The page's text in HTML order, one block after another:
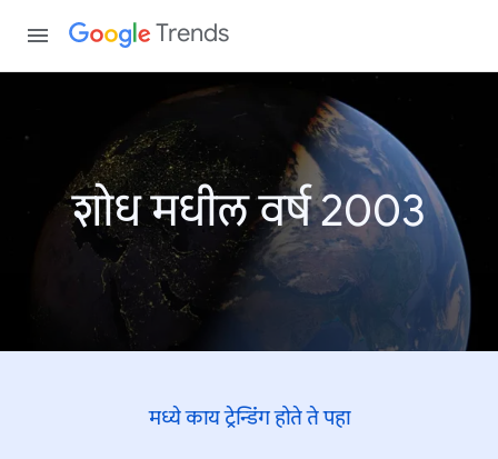
Trends
शोध मधील वर्ष 2003
मध्ये काय ट्रेन्डिंंग होते ते पहा